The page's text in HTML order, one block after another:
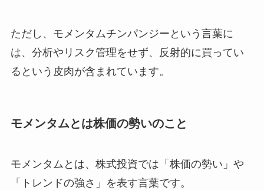
ただし、モメンタムチンパンジーという言葉に
は、分析やリスク管理をせず、反射的に買ってい
るという皮肉が含まれています。
モメンタムとは株価の勢いのこと
モメンタムとは、株式投資では「株価の勢い」や
「トレンドの強さ」を表す言葉です。